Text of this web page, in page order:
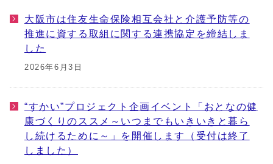
大阪市は住友生命保険相互会社と介護予防等の
推進に資する取組に関する連携協定を締結しま
した
2026年6月3日
“すかい”プロジェクト企画イベント「おとなの健
康づくりのススメ～いつまでもいきいきと暮ら
し続けるために～」を開催します（受付は終了
しました）